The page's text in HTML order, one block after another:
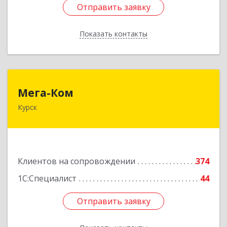
Отправить заявку
Показать контакты
Отправить заявку
Назад
Мега-Ком
Курск
Клиентов на сопровождении
374
1С:Специалист
44
Отправить заявку
305001, Курская обл, Курск г, Красной Армии ул,
Отправить заявку